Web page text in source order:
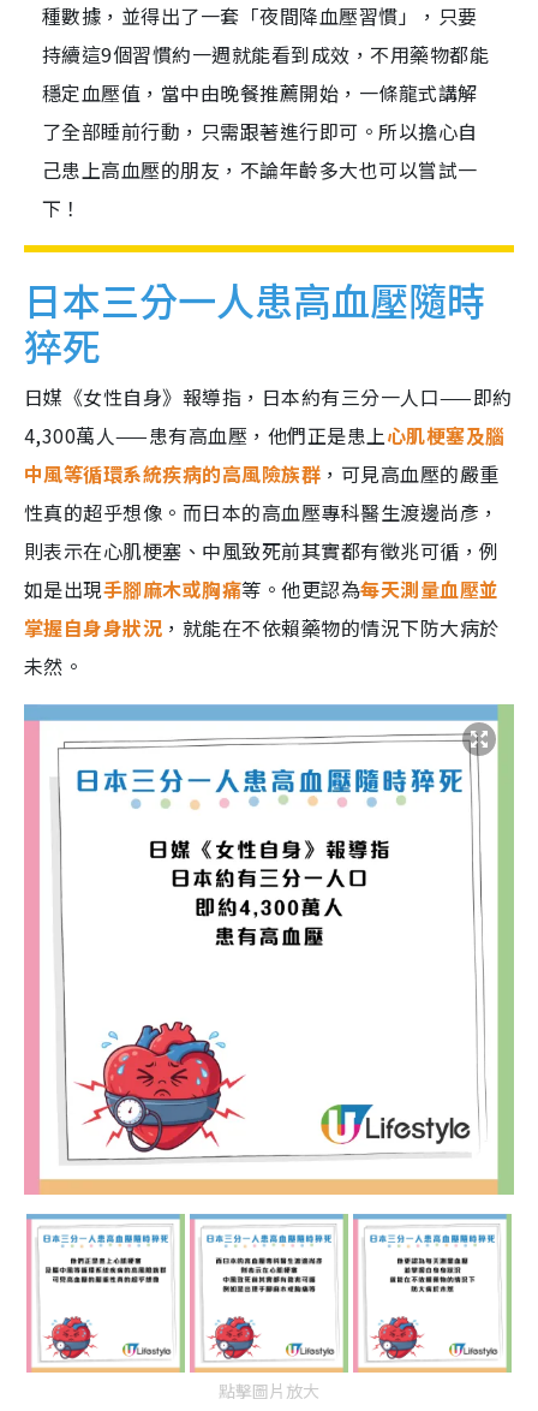
種數據，並得出了一套「夜間降血壓習慣」，只要
持續這9個習慣約一週就能看到成效，不用藥物都能
穩定血壓值，當中由晚餐推薦開始，一條龍式講解
了全部睡前行動，只需跟著進行即可。所以擔心自
己患上高血壓的朋友，不論年齡多大也可以嘗試一
下！
日本三分一人患高血壓隨時
猝死
日媒《女性自身》報導指，日本約有三分一人口——即約
4,300萬人——患有高血壓，他們正是患上心肌梗塞及腦
中風等循環系統疾病的高風險族群 ，可見高血壓的嚴重
性真的超乎想像。而日本的高血壓專科醫生渡邊尚彥，
則表示在心肌梗塞、中風致死前其實都有徵兆可循，例
如是出現手腳麻木或胸痛等。他更認為每天測量血壓並
掌握自身身狀況 ，就能在不依賴藥物的情況下防大病於
未然。
點擊圖片放大